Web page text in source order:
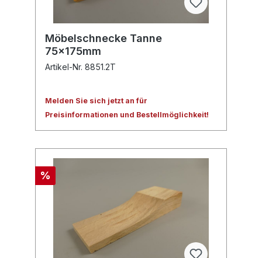
Möbelschnecke Tanne
75x175mm
Artikel-Nr. 8851.2T
Melden Sie sich jetzt an für
Preisinformationen und Bestellmöglichkeit!
%